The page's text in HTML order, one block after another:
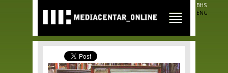
main
content
BHS
ENG